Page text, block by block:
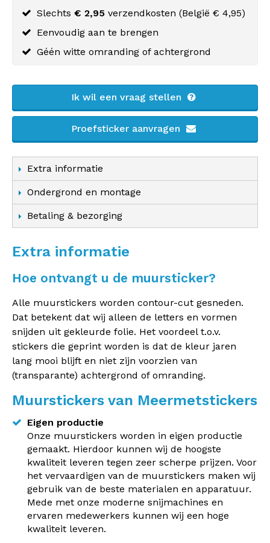
Slechts € 2,95 verzendkosten (België € 4,95)
Eenvoudig aan te brengen
Géén witte omranding of achtergrond
Ik wil een vraag stellen
Proefsticker aanvragen
Extra informatie
Ondergrond en montage
Betaling & bezorging
Extra informatie
Hoe ontvangt u de muursticker?
Alle muurstickers worden contour-cut gesneden.
Dat betekent dat wij alleen de letters en vormen
snijden uit gekleurde folie. Het voordeel t.o.v.
stickers die geprint worden is dat de kleur jaren
lang mooi blijft en niet zijn voorzien van
(transparante) achtergrond of omranding.
Muurstickers van Meermetstickers
Eigen productie
Onze muurstickers worden in eigen productie
gemaakt. Hierdoor kunnen wij de hoogste
kwaliteit leveren tegen zeer scherpe prijzen. Voor
het vervaardigen van de muurstickers maken wij
gebruik van de beste materialen en apparatuur.
Mede met onze moderne snijmachines en
ervaren medewerkers kunnen wij een hoge
kwaliteit leveren.